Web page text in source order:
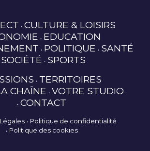
CULTURE & LOISIRS
EDUCATION
POLITIQUE SANTÉ
SOCIÉTÉ SPORTS
TERRITOIRES
CHAÎNE VOTRE STUDIO
CONTACT
Politique de confidentialité
Politique des cookies